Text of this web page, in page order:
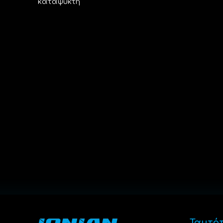
καταψύκτη